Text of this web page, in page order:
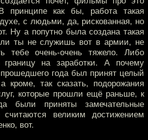
принципе как бы, работа такая
с людьми, да, рискованная, но
Ну а попутно была создана такая
ты не служишь вот в армии, не
тебе очень-очень тяжело. Либо
на заработки. А почему
года был принят целый
кроме, так сказать, подорожания
которые прошли ещё раньше, к
были приняты замечательные
считаются великим достижением
вот.